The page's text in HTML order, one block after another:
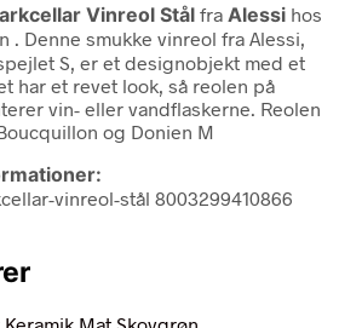
Vinreol Stål fra Alessi hos
. Denne smukke vinreol fra Alessi,
S, er et designobjekt med et
har et revet look, så reolen på
vin- eller vandflaskerne. Reolen
og Donien M
vinreol-stål 8003299410866